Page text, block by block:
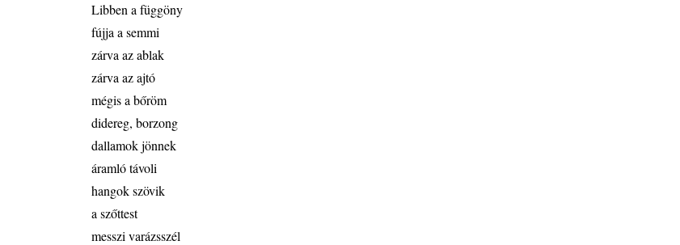
Libben a függöny
fújja a semmi
zárva az ablak
zárva az ajtó
mégis a bőröm
didereg, borzong
dallamok jönnek
áramló távoli
hangok szövik
a szőttest
messzi varázsszél